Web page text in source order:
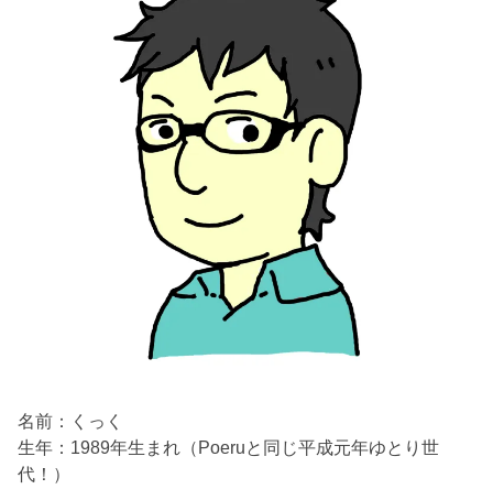
名前：くっく
生年：1989年生まれ（Poeruと同じ平成元年ゆとり世
代！）